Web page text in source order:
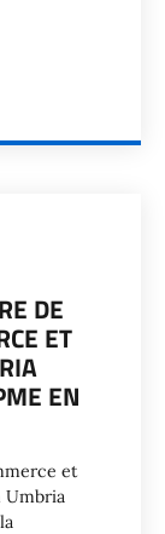
DE
ET
EN
et
Umbria